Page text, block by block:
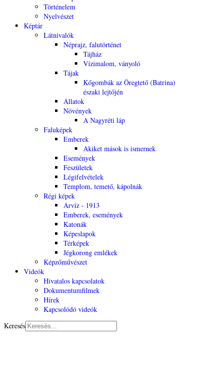
Történelem
Nyelvészet
Képtár
Látnivalók
Néprajz, falutörténet
Tájház
Vízimalom, ványoló
Tájak
Kőgombák az Öregtető (Batrina)
északi lejtőjén
Állatok
Növények
A Nagyréti láp
Faluképek
Emberek
Akiket mások is ismernek
Események
Feszületek
Légifelvételek
Templom, temető, kápolnák
Régi képek
Árvíz - 1913
Emberek, események
Katonák
Képeslapok
Térképek
Jégkorong emlékek
Képzőművészet
Videók
Hivatalos kapcsolatok
Dokumentumfilmek
Hírek
Kapcsolódó videók
Keresés